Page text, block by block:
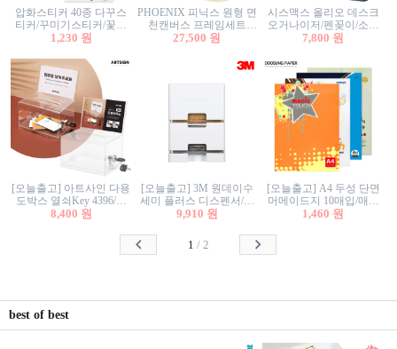
압화스티커 40종 다꾸스
티커/꾸미기스티커/꽃스
티커/압화꽃책갈피/팬시
1,230 원
PHOENIX 피닉스 원형 면
천캔버스 프레임세트
30cm/원형캔버스/플로팅
27,500 원
시스맥스 올리오 데스크
오거나이저/펜꽂이/소품
꽂이/소품함/정리함/수납
7,800 원
[오늘출고] 아트사인 다용
도박스 열쇠Key 4396/투
표함/건의함/모금함/응모
8,400 원
[오늘출고] 3M 원데이수
세미 플러스 디스펜서/소
프트수세미5매+강력수세
9,910 원
[오늘출고] A4 두성 단면
머메이드지 10매입/매직
터치/색지/색상지/색복사
칼라색지/고급복사지
1,460 원
1 / 2
best of best